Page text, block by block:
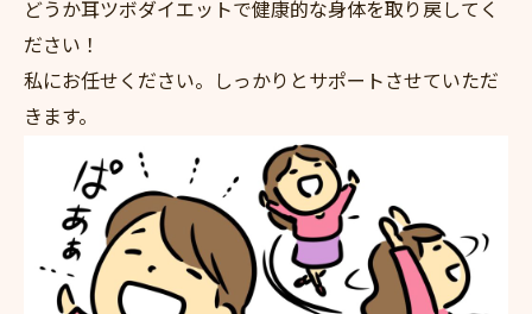
どうか耳ツボダイエットで健康的な身体を取り戻してく
ださい！
私にお任せください。しっかりとサポートさせていただ
きます。